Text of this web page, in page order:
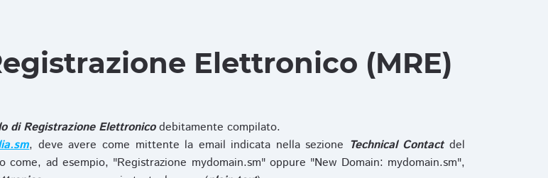
Elettronico (MRE)
di Registrazione Elettronicodebitamente compilato.
, deve avere come mittente la email indicata nella sezione Technical Contactdel
ad esempio, "Registrazione mydomain.sm" oppure "New Domain: mydomain.sm",